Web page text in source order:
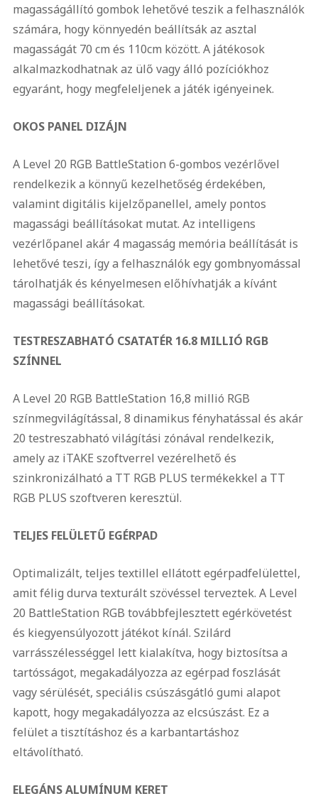
magasságállító gombok lehetővé teszik a felhasználók
számára, hogy könnyedén beállítsák az asztal
magasságát 70 cm és 110cm között. A játékosok
alkalmazkodhatnak az ülő vagy álló pozíciókhoz
egyaránt, hogy megfeleljenek a játék igényeinek.
OKOS PANEL DIZÁJN
A Level 20 RGB BattleStation 6-gombos vezérlővel
rendelkezik a könnyű kezelhetőség érdekében,
valamint digitális kijelzőpanellel, amely pontos
magassági beállításokat mutat. Az intelligens
vezérlőpanel akár 4 magasság memória beállítását is
lehetővé teszi, így a felhasználók egy gombnyomással
tárolhatják és kényelmesen előhívhatják a kívánt
magassági beállításokat.
TESTRESZABHATÓ CSATATÉR 16.8 MILLIÓ RGB
SZÍNNEL
A Level 20 RGB BattleStation 16,8 millió RGB
színmegvilágítással, 8 dinamikus fényhatással és akár
20 testreszabható világítási zónával rendelkezik,
amely az iTAKE szoftverrel vezérelhető és
szinkronizálható a TT RGB PLUS termékekkel a TT
RGB PLUS szoftveren keresztül.
TELJES FELÜLETŰ EGÉRPAD
Optimalizált, teljes textillel ellátott egérpadfelülettel,
amit félig durva texturált szövéssel terveztek. A Level
20 BattleStation RGB továbbfejlesztett egérkövetést
és kiegyensúlyozott játékot kínál. Szilárd
varrásszélességgel lett kialakítva, hogy biztosítsa a
tartósságot, megakadályozza az egérpad foszlását
vagy sérülését, speciális csúszásgátló gumi alapot
kapott, hogy megakadályozza az elcsúszást. Ez a
felület a tisztításhoz és a karbantartáshoz
eltávolítható.
ELEGÁNS ALUMÍNUM KERET